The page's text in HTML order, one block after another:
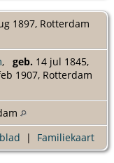
1897, Rotterdam
, geb. 14 jul 1845,
1907, Rotterdam
| Familiekaart